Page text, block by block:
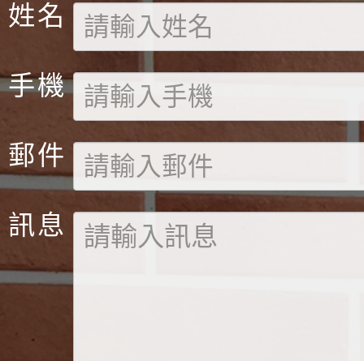
姓名
手機
郵件
訊息